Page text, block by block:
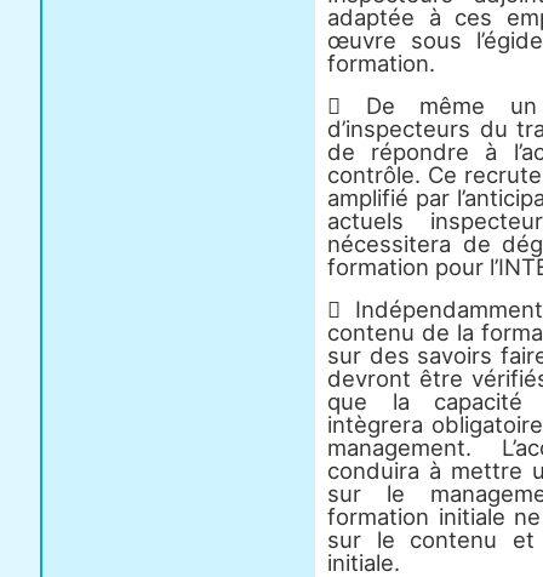
adaptée à ces
œuvre sous
formation.
 De même un
d’inspecteurs du
de répondre à
contrôle. Ce
amplifié par
actuels
nécessitera de
formation pour

contenu de la
sur des savoirs
devront être
que la capacité
intègrera
management.
conduira à mettre
sur le
formation initiale
sur le contenu et
initiale.